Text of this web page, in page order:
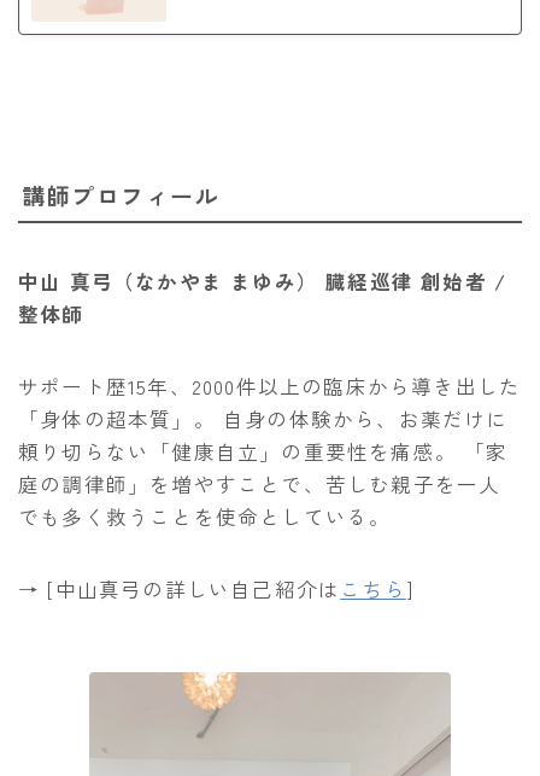
講師プロフィール
中山 真弓（なかやま まゆみ）
臓経巡律 創始者 /
整体師
サポート歴15年、2000件以上の臨床から導き出した
「身体の超本質」。 自身の体験から、お薬だけに
頼り切らない「健康自立」の重要性を痛感。 「家
庭の調律師」を増やすことで、苦しむ親子を一人
でも多く救うことを使命としている。
→ [中山真弓の詳しい自己紹介は こちら ]